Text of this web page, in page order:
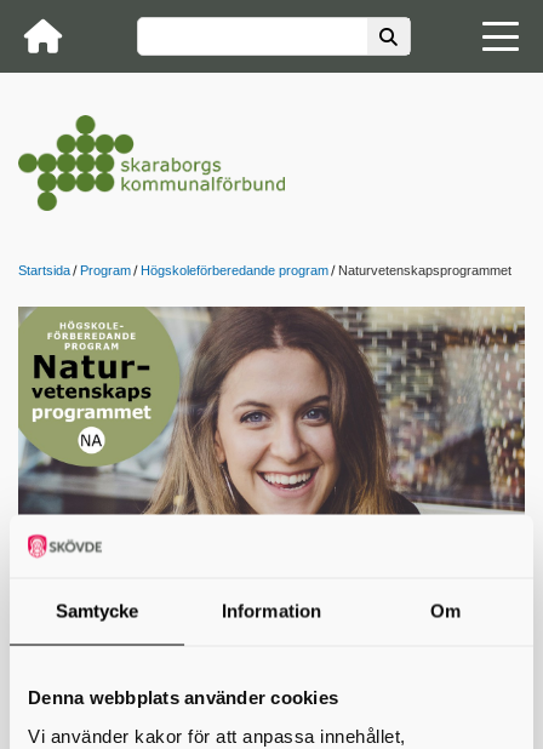
Samtycke Information Om
Denna webbplats använder cookies
Vi använder kakor för att anpassa innehållet,
Startsida Program Högskoleförberedande program Naturvetenskapsprogrammet
Naturvetenskapsprogrammet (NA)